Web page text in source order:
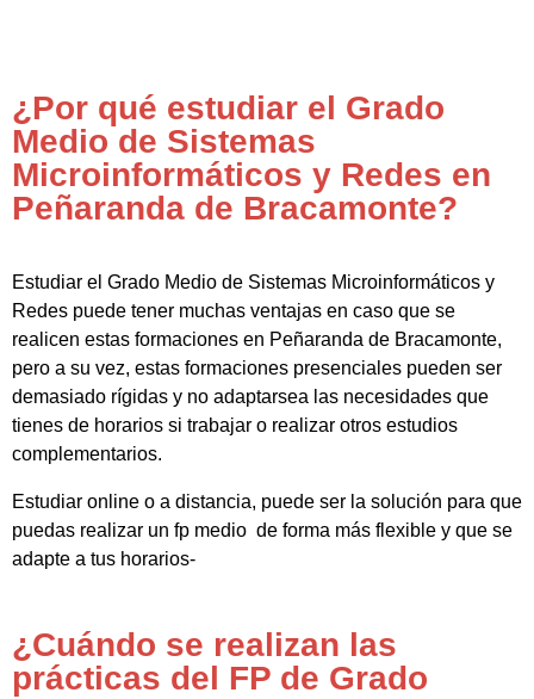
¿Por qué estudiar el Grado
Medio de Sistemas
Microinformáticos y Redes en
Peñaranda de Bracamonte?
Estudiar el Grado Medio de Sistemas Microinformáticos y
Redes puede tener muchas ventajas en caso que se
realicen estas formaciones en Peñaranda de Bracamonte,
pero a su vez, estas formaciones presenciales pueden ser
demasiado rígidas y no adaptarsea las necesidades que
tienes de horarios si trabajar o realizar otros estudios
complementarios.
Estudiar online o a distancia, puede ser la solución para que
puedas realizar un fp medio de forma más flexible y que se
adapte a tus horarios-
¿Cuándo se realizan las
prácticas del FP de Grado